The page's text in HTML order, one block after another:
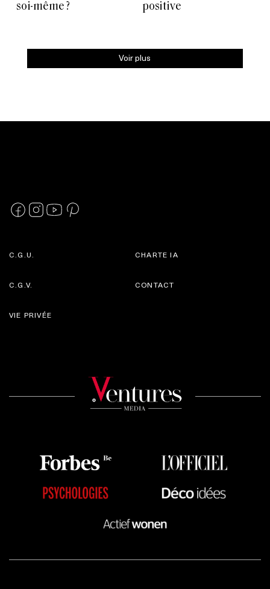
soi-même ?
positive
Voir plus
C.G.U.
C.G.V.
CHARTE IA
CONTACT
VIE PRIVÉE